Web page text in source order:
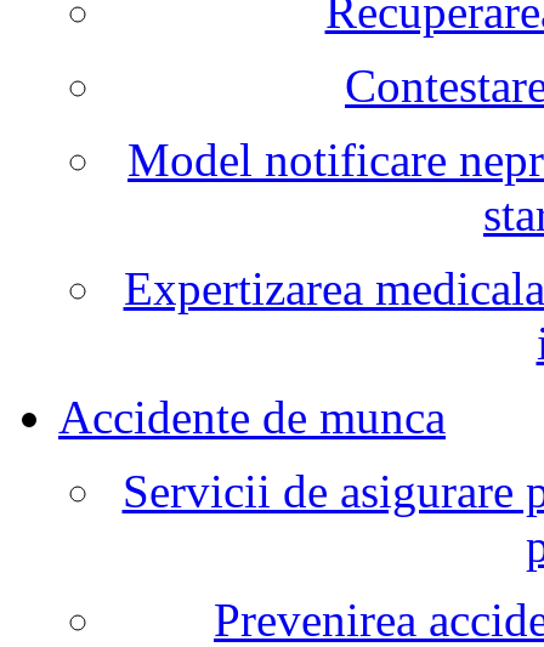
Model notificare
Expertizarea
Accidente de munca
Servicii de asigurare
Prevenirea